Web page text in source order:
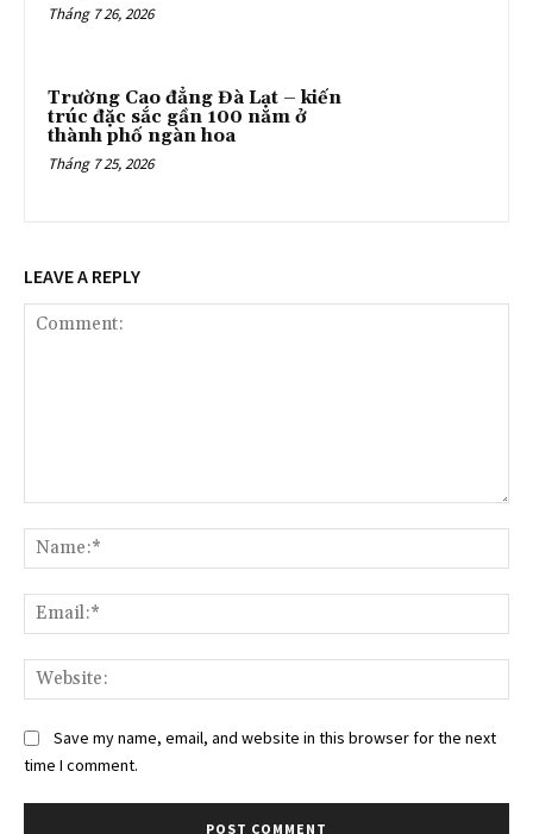
Tháng 7 26, 2026
Trường Cao đẳng Đà Lạt – kiến
trúc đặc sắc gần 100 năm ở
thành phố ngàn hoa
Tháng 7 25, 2026
LEAVE A REPLY
Save my name, email, and website in this browser for the next
time I comment.